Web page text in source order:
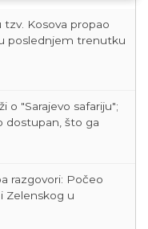
poslednjem trenutku
dostupan, što ga
Zelenskog u